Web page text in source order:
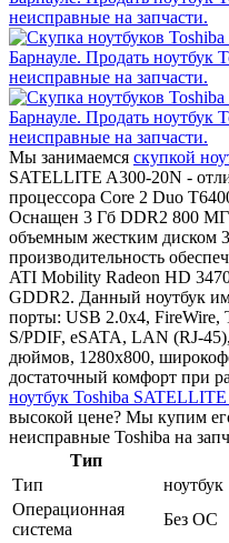
Мы занимаемся скупкой
SATELLITE A300-20N -
процессора Core 2 Duo
Оснащен 3 Гб DDR2 800
объемным жестким диском
производительность
ATI Mobility Radeon HD
GDDR2. Данный ноутбук
порты: USB 2.0x4,
S/PDIF, eSATA, LAN (RJ-
дюймов, 1280x800,
достаточный комфорт при
ноутбук Toshiba
высокой цене? Мы купим
неисправные Toshiba на
Тип
Тип
ноутбук
Операционная
система
Без ОС